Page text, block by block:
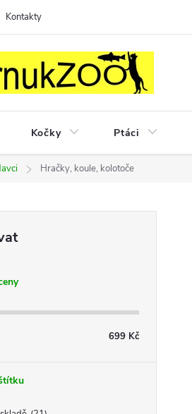
Kontakty
Kočky Ptáci
Hračky, koule, kolotoče
699 Kč